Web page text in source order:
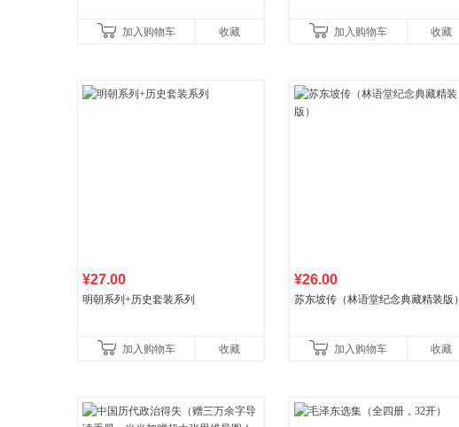
加入购物车 收藏 加入购物车 收藏
¥27.00
明朝系列+历史套装系列
加入购物车 收藏
¥26.00
苏东坡传（林语堂纪念典藏精装版）
加入购物车 收藏